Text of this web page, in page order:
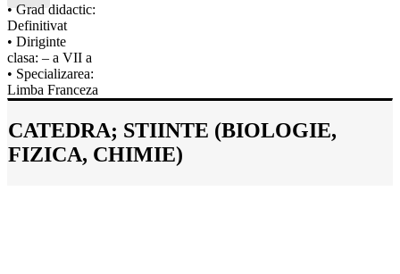
• Grad didactic:
Definitivat
• Diriginte
clasa: – a VII a
• Specializarea:
Limba Franceza
CATEDRA; STIINTE (BIOLOGIE,
FIZICA, CHIMIE)